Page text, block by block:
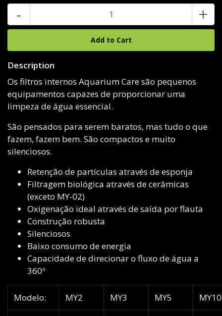
- +
Description
Os filtros internos Aquarium Care são pequenos
equipamentos capazes de proporcionar uma
limpeza de água essencial.
São pensados para serem baratos, mas tudo o que
fazem, fazem bem. São compactos e muito
silenciosos.
Retenção de partículas através de esponja
Filtragem biológica através de cerâmicas
(exceto MY-02)
Oxigenação ideal através de saída por flauta
Construção robusta
Silenciosos
Baixo consumo de energia
Capacidade de direcionar o fluxo de água a
360º
Modelo: MY2 MY3 MY5 MY10